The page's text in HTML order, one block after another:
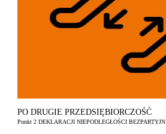
PO DRUGIE PRZEDSIĘBIORCZOŚĆ
Punkt 2 DEKLARACJI NIEPODLEGŁOŚCI